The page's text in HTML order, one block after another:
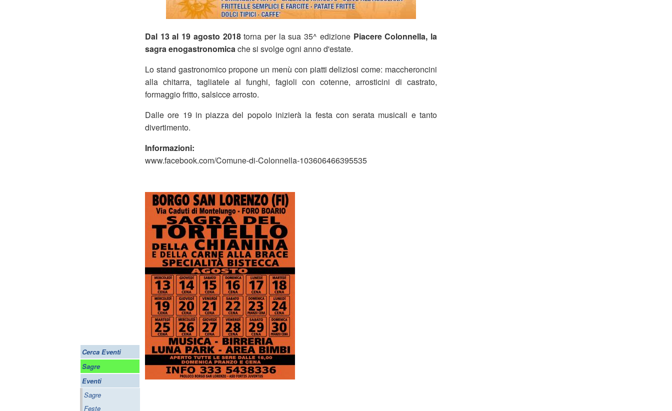
Cerca Eventi
Sagre
Eventi
Sagre
Feste
Dal 13 al 19 agosto 2018torna per la sua 35^ edizione Piacere Colonnella, la
sagra enogastronomicache si svolge ogni anno d'estate.
Lo stand gastronomico propone un menù con piatti deliziosi come: maccheroncini
alla chitarra, tagliatele al funghi, fagioli con cotenne, arrosticini di castrato,
formaggio fritto, salsicce arrosto.
Dalle ore 19 in piazza del popolo inizierà la festa con serata musicali e tanto
divertimento.
Informazioni:
www.facebook.com/Comune-di-Colonnella-103606466395535